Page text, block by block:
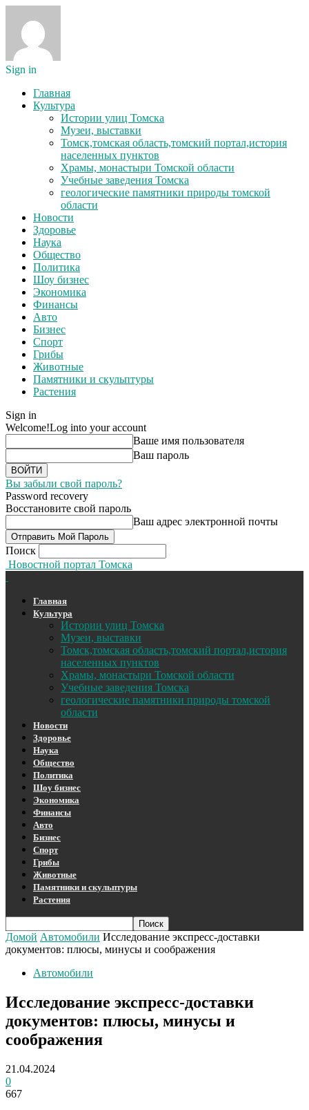
Sign in
Главная
Культура
Истории улиц Томска
Музеи, выставки
Томск,томская область,томский портал,история
населенных пунктов
Храмы, монастыри Томской области
Учебные заведения Томска
геологические памятники природы томской
области
Новости
Здоровье
Наука
Общество
Политика
Шоу бизнес
Экономика
Финансы
Авто
Бизнес
Спорт
Грибы
Животные
Памятники и скульптуры
Растения
Sign in
Welcome!Log into your account
Ваше имя пользователя
Ваш пароль
Вы забыли свой пароль?
Password recovery
Восстановите свой пароль
Ваш адрес электронной почты
Поиск
Новостной портал Томска
Главная
Культура
Истории улиц Томска
Музеи, выставки
Томск,томская область,томский портал,история
населенных пунктов
Храмы, монастыри Томской области
Учебные заведения Томска
геологические памятники природы томской
области
Новости
Здоровье
Наука
Общество
Политика
Шоу бизнес
Экономика
Финансы
Авто
Бизнес
Спорт
Грибы
Животные
Памятники и скульптуры
Растения
Домой Автомобили Исследование экспресс-доставки
документов: плюсы, минусы и соображения
Автомобили
Исследование экспресс-доставки
документов: плюсы, минусы и
соображения
21.04.2024
0
667